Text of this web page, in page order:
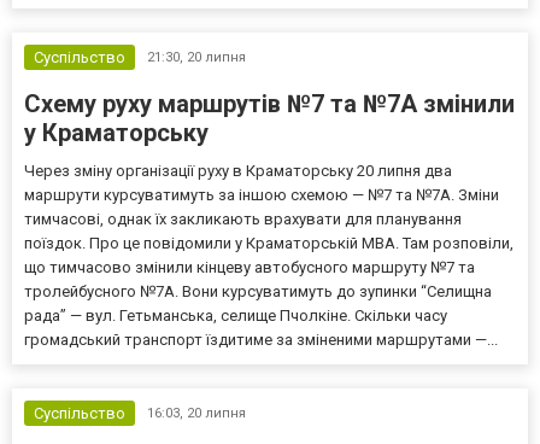
Суспільство 21:30, 20 липня
Схему руху маршрутів №7 та №7А змінили
у Краматорську
Через зміну організації руху в Краматорську 20 липня два
маршрути курсуватимуть за іншою схемою — №7 та №7А. Зміни
тимчасові, однак їх закликають врахувати для планування
поїздок. Про це повідомили у Краматорській МВА. Там розповіли,
що тимчасово змінили кінцеву автобусного маршруту №7 та
тролейбусного №7А. Вони курсуватимуть до зупинки “Селищна
рада” — вул. Гетьманська, селище Пчолкіне. Скільки часу
громадський транспорт їздитиме за зміненими маршрутами —...
Суспільство 16:03, 20 липня